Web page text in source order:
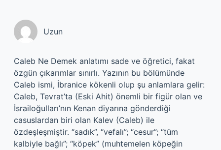
Uzun
Caleb Ne Demek anlatımı sade ve öğretici, fakat
özgün çıkarımlar sınırlı. Yazının bu bölümünde
Caleb ismi, İbranice kökenli olup şu anlamlara gelir:
Caleb, Tevrat’ta (Eski Ahit) önemli bir figür olan ve
İsrailoğulları’nın Kenan diyarına gönderdiği
casuslardan biri olan Kalev (Caleb) ile
özdeşleşmiştir. “sadık”, “vefalı”; “cesur”; “tüm
kalbiyle bağlı”; “köpek” (muhtemelen köpeğin